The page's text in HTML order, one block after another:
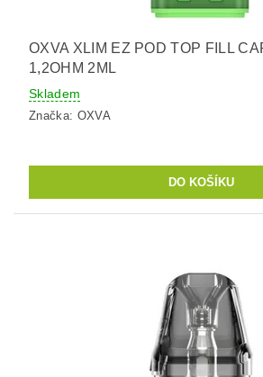
OXVA XLIM EZ POD TOP FILL
1,2OHM 2ML
Skladem
Značka: OXVA